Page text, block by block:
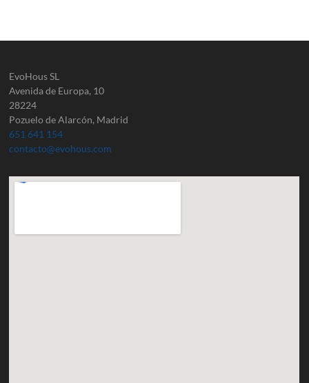
EvoHous SL
Avenida de Europa, 10
28224
Pozuelo de Alarcón, Madrid
651 641 154
contacto@evohous.com